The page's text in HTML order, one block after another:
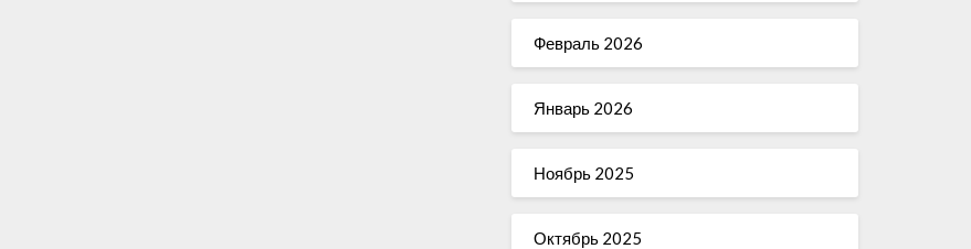
Февраль 2026
Январь 2026
Ноябрь 2025
Октябрь 2025